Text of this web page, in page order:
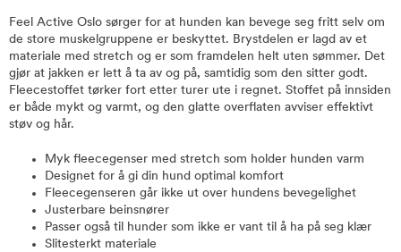
Feel Active Oslo sørger for at hunden kan bevege seg fritt selv om
de store muskelgruppene er beskyttet. Brystdelen er lagd av et
materiale med stretch og er som framdelen helt uten sømmer. Det
gjør at jakken er lett å ta av og på, samtidig som den sitter godt.
Fleecestoffet tørker fort etter turer ute i regnet. Stoffet på innsiden
er både mykt og varmt, og den glatte overflaten avviser effektivt
støv og hår.
Myk fleecegenser med stretch som holder hunden varm
Designet for å gi din hund optimal komfort
Fleecegenseren går ikke ut over hundens bevegelighet
Justerbare beinsnører
Passer også til hunder som ikke er vant til å ha på seg klær
Slitesterkt materiale